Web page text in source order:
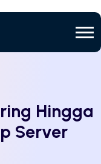
Hingga
Server